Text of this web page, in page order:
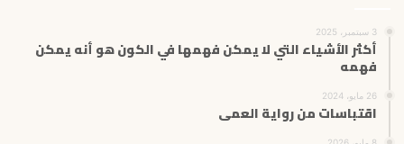
3 سبتمبر، 2025
أكثر الأشياء التي لا يمكن فهمها في الكون هو أنه يمكن
فهمه
26 مايو، 2024
اقتباسات من رواية العمى